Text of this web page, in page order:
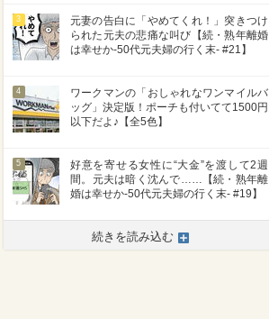
3
元妻の告白に「やめてくれ！」突きつけ
られた元夫の悲痛な叫び【続・熟年離婚
は幸せか-50代元夫婦の行く末- #21】
4
ワークマンの「おしゃれなワンマイルバ
ッグ」決定版！ポーチも付いてて1500円
以下だよ♪【全5色】
5
好意を寄せる女性に“大金”を渡して2週
間。元夫は暗く沈んで……【続・熟年離
婚は幸せか-50代元夫婦の行く末- #19】
続きを読み込む